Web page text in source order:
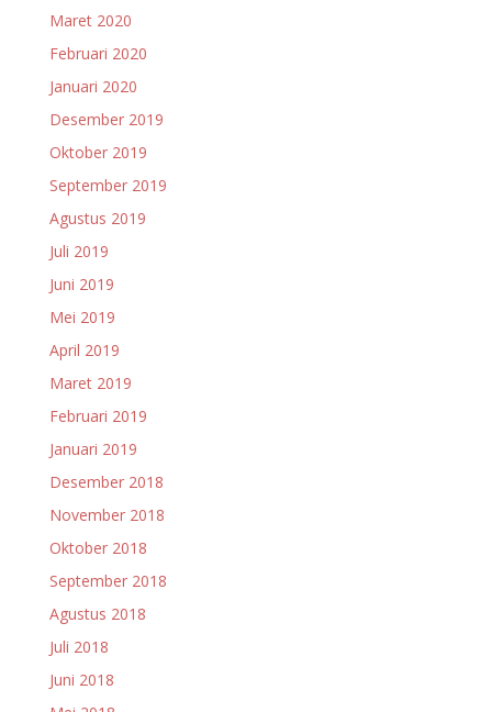
Maret 2020
Februari 2020
Januari 2020
Desember 2019
Oktober 2019
September 2019
Agustus 2019
Juli 2019
Juni 2019
Mei 2019
April 2019
Maret 2019
Februari 2019
Januari 2019
Desember 2018
November 2018
Oktober 2018
September 2018
Agustus 2018
Juli 2018
Juni 2018